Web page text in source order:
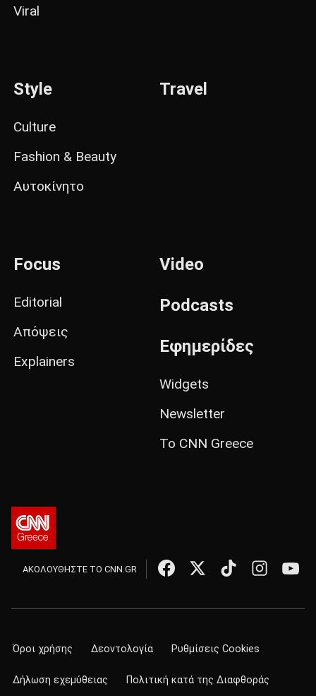
Viral
Style
Culture
Fashion & Beauty
Αυτοκίνητο
Travel
Focus
Editorial
Απόψεις
Explainers
Video
Podcasts
Εφημερίδες
Widgets
Newsletter
Το CNN Greece
ΑΚΟΛΟΥΘΗΣΤΕ ΤΟ CNN.GR
Όροι χρήσης Δεοντολογία Ρυθμίσεις Cookies
Δήλωση εχεμύθειας Πολιτική κατά της Διαφθοράς